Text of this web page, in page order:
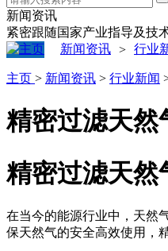
新闻资讯
紧密跟随国家产业指导及技
新闻资讯 > 行业
主页 > 新闻资讯 > 行业新闻
精密过滤天然
精密过滤天然
在当今的能源行业中，天然
保天然气的安全高效使用，